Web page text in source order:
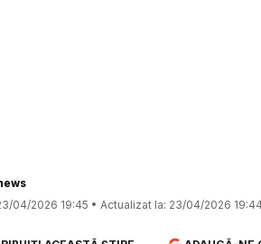
04/2026 19:45 • Actualizat la: 23/04/2026